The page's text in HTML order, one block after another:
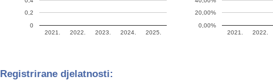
2021. 2022. 2023. 2024. 2025.
0
0,2
2021. 2022.
0,00%
20,00%
Registrirane djelatnosti: